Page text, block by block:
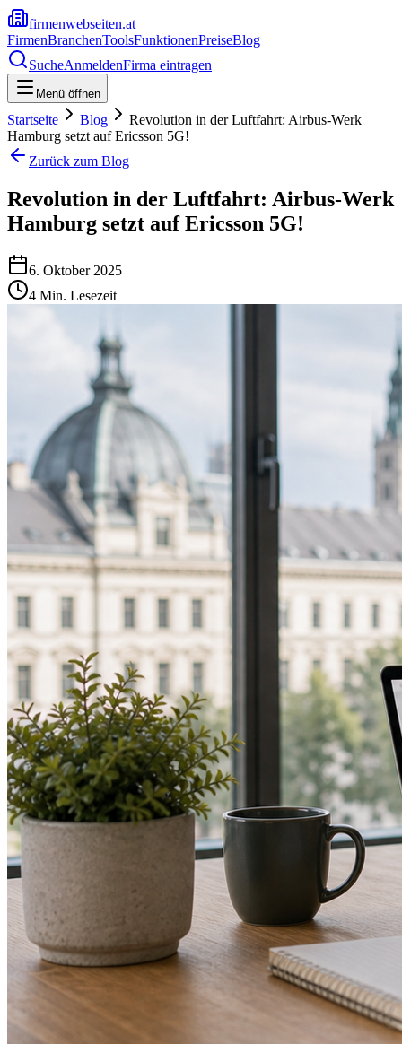
firmenwebseiten.at
FirmenBranchenToolsFunktionenPreiseBlog
SucheAnmeldenFirma eintragen
Menü öffnen
Startseite Blog
Revolution in der Luftfahrt: Airbus-Werk
Hamburg setzt auf Ericsson 5G!
Zurück zum Blog
Revolution in der Luftfahrt: Airbus-Werk
Hamburg setzt auf Ericsson 5G!
6. Oktober 2025
4 Min. Lesezeit